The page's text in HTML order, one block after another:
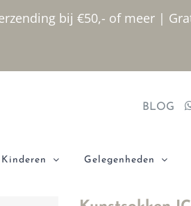
bij €50,- of meer |
BLOG
Kinderen Gelegenheden